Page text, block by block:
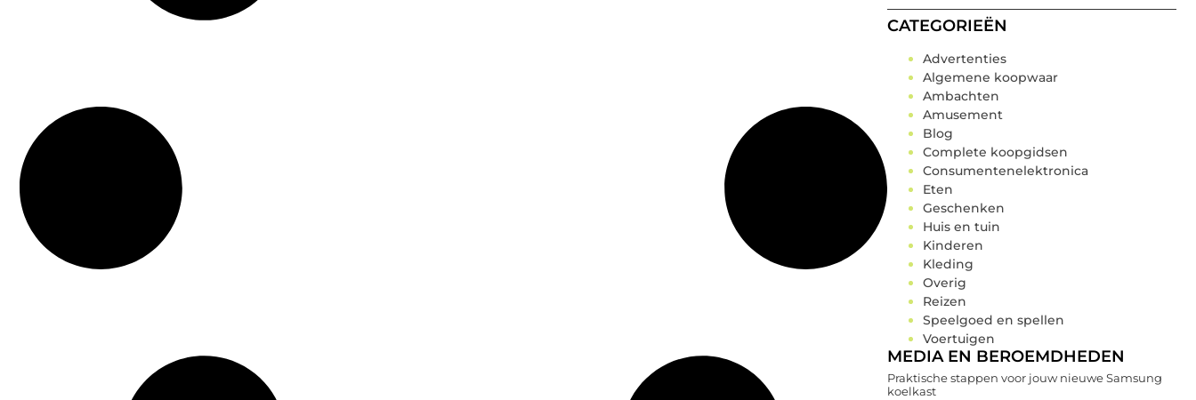
CATEGORIEËN
Advertenties
Algemene koopwaar
Ambachten
Amusement
Blog
Complete koopgidsen
Consumentenelektronica
Eten
Geschenken
Huis en tuin
Kinderen
Kleding
Overig
Reizen
Speelgoed en spellen
Voertuigen
MEDIA EN BEROEMDHEDEN
Praktische stappen voor jouw nieuwe Samsung
koelkast